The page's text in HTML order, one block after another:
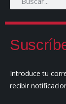
Introduce tu
recibir